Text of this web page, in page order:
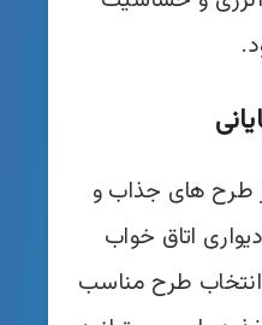
طرح های جذاب و
اتاق خواب
طرح مناسب